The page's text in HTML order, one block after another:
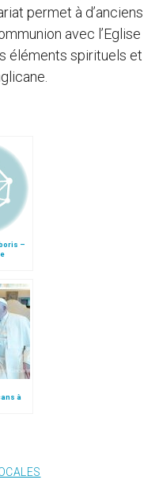
permet à d’anciens
avec l’Eglise
éléments spirituels et
–
à